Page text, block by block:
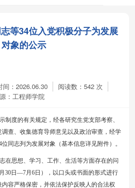
等34位入党积极分子为发展
对象的公示
间：2026.06.30 阅读数： 542 次
：工程师学院
制度的有关规定，经各研究生党支部考察、
查、收集德育导师意见以及政治审查，经学
位同志列为发展对象（基本信息详见附件）。
在思想、学习、工作、生活等方面存在的问
月 30日 —7月 6日），以口头或书面的形式进行
容严格保密，并依法保护反映人的合法权